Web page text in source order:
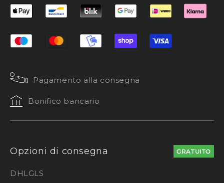
Pagamento alla consegna
Bonifico bancario
Opzioni di consegna GRATUITO
DHLGLS